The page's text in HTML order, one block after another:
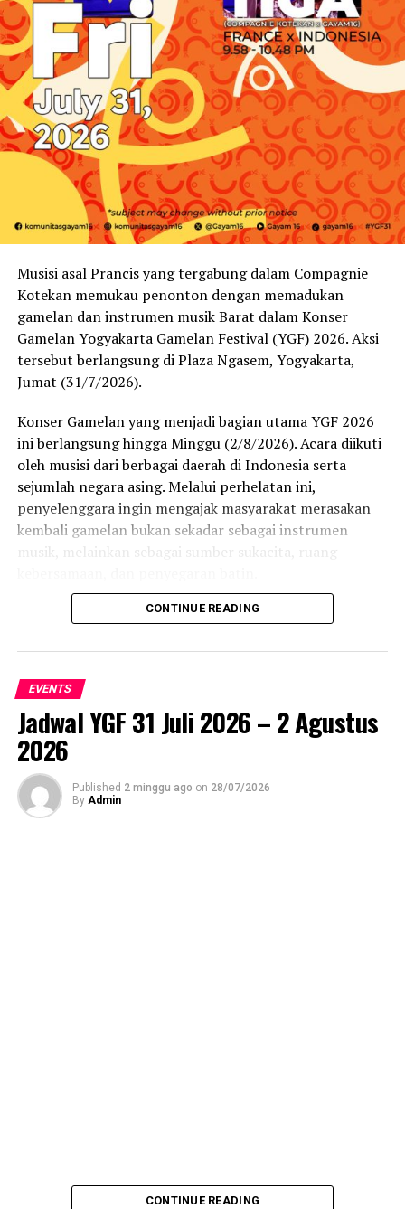
Musisi asal Prancis yang tergabung dalam Compagnie
Kotekan memukau penonton dengan memadukan
gamelan dan instrumen musik Barat dalam Konser
Gamelan Yogyakarta Gamelan Festival (YGF) 2026. Aksi
tersebut berlangsung di Plaza Ngasem, Yogyakarta,
Jumat (31/7/2026).
Konser Gamelan yang menjadi bagian utama YGF 2026
ini berlangsung hingga Minggu (2/8/2026). Acara diikuti
oleh musisi dari berbagai daerah di Indonesia serta
sejumlah negara asing. Melalui perhelatan ini,
penyelenggara ingin mengajak masyarakat merasakan
kembali gamelan bukan sekadar sebagai instrumen
musik, melainkan sebagai sumber sukacita, ruang
Penampilan Compagnie Kotekan menjadi salah satu
gamelan Jawa dengan elemen musik Barat, menciptakan
harmoni yang segar sekaligus tetap menghormati akar
tradisi. Penonton yang hadir di Plaza Ngasem tampak
antusias menyaksikan kolaborasi lintas budaya tersebut.
Yogyakarta Gamelan Festival 2026 kembali menegaskan
posisinya sebagai ajang pertemuan seniman gamelan
dari dalam dan luar negeri. Selain konser, festival ini juga
CONTINUE READING
EVENTS
Jadwal YGF 31 Juli 2026 – 2 Agustus
2026
Published 2 minggu ago on 28/07/2026
By Admin
CONTINUE READING